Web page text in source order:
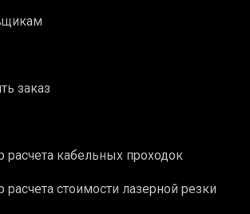
заказ
расчета кабельных проходок
расчета стоимости лазерной резки